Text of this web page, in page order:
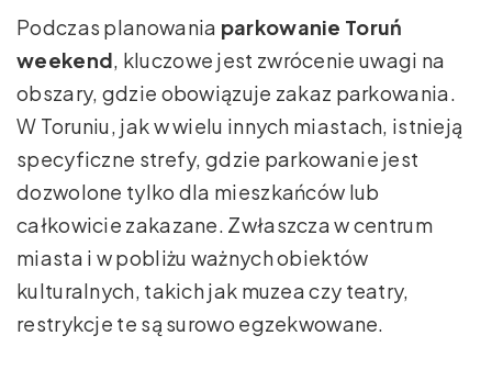
Podczas planowania parkowanie Toruń
weekend, kluczowe jest zwrócenie uwagi na
obszary, gdzie obowiązuje zakaz parkowania.
W Toruniu, jak w wielu innych miastach, istnieją
specyficzne strefy, gdzie parkowanie jest
dozwolone tylko dla mieszkańców lub
całkowicie zakazane. Zwłaszcza w centrum
miasta i w pobliżu ważnych obiektów
kulturalnych, takich jak muzea czy teatry,
restrykcje te są surowo egzekwowane.